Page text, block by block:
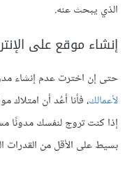
الذي يبحث عنه.
إنشاء موقع على
حتى إن اخترت عدم إنشاء
لأعمالك، فأنا أعُد أن امتلاك
إذا كنت تروج لنفسك مدونًا
بسيط على الأقل من القدرات